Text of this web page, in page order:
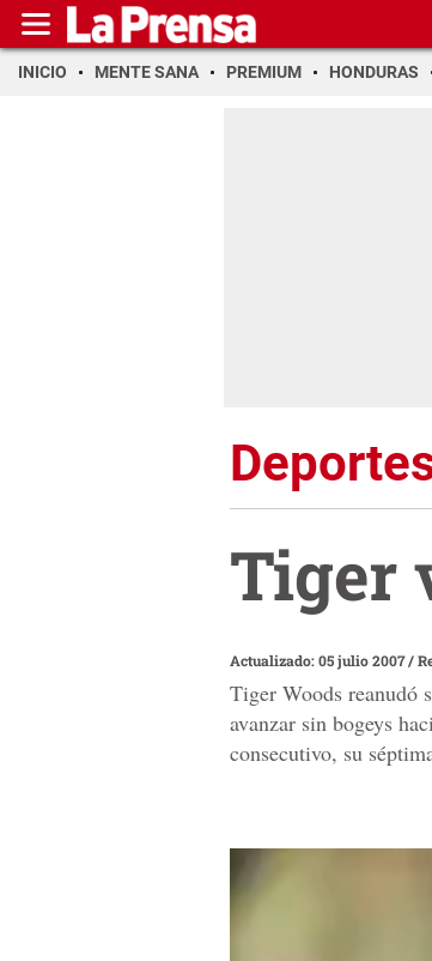
INICIO MENTE SANA PREMIUM HONDURAS
Tiger
Actualizado: 05 julio 2007/
Tiger Woods reanudó
avanzar sin bogeys
consecutivo, su